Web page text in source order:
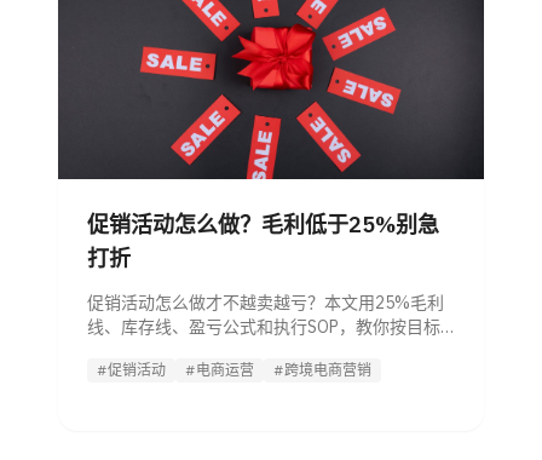
促销活动怎么做？毛利低于25%别急
打折
促销活动怎么做才不越卖越亏？本文用25%毛利
线、库存线、盈亏公式和执行SOP，教你按目标
#促销活动 #电商运营 #跨境电商营销